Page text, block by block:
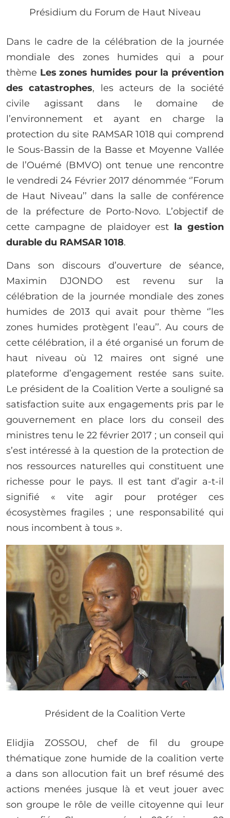
Présidium du Forum de Haut Niveau
Dans le cadre de la célébration de la journée
mondiale des zones humides qui a pour
thème Les zones humides pour la prévention
des catastrophes, les acteurs de la société
civile agissant dans le domaine de
l’environnement et ayant en charge la
protection du site RAMSAR 1018 qui comprend
le Sous-Bassin de la Basse et Moyenne Vallée
de l’Ouémé (BMVO) ont tenue une rencontre
le vendredi 24 Février 2017 dénommée ‘’Forum
de Haut Niveau’’ dans la salle de conférence
de la préfecture de Porto-Novo. L’objectif de
cette campagne de plaidoyer est la gestion
durable du RAMSAR 1018.
Dans son discours d’ouverture de séance,
Maximin DJONDO est revenu sur la
célébration de la journée mondiale des zones
humides de 2013 qui avait pour thème ‘’les
zones humides protègent l’eau’’. Au cours de
cette célébration, il a été organisé un forum de
haut niveau où 12 maires ont signé une
plateforme d’engagement restée sans suite.
Le président de la Coalition Verte a souligné sa
satisfaction suite aux engagements pris par le
gouvernement en place lors du conseil des
ministres tenu le 22 février 2017 ; un conseil qui
s’est intéressé à la question de la protection de
nos ressources naturelles qui constituent une
richesse pour le pays. Il est tant d’agir a-t-il
signifié « vite agir pour protéger ces
écosystèmes fragiles ; une responsabilité qui
nous incombent à tous ».
Président de la Coalition Verte
Elidjia ZOSSOU, chef de fil du groupe
thématique zone humide de la coalition verte
a dans son allocution fait un bref résumé des
actions menées jusque là et veut jouer avec
son groupe le rôle de veille citoyenne qui leur